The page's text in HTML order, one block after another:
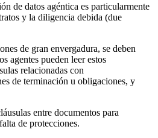
de datos agéntica es particularmente
y la diligencia debida (due
de gran envergadura, se deben
agentes pueden leer estos
relacionadas con
de terminación u obligaciones, y
entre documentos para
de protecciones.